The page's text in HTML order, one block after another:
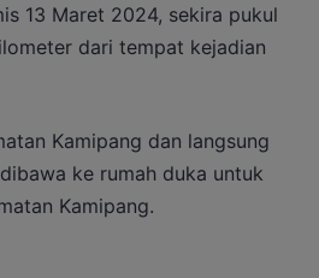
13 Maret 2024, sekira pukul
dari tempat kejadian
Kamipang dan langsung
ke rumah duka untuk
Kamipang.